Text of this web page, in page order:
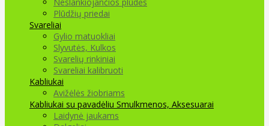
Plūdžių priedai
Svareliai
Gylio matuokliai
Slyvutės, Kulkos
Svarelių rinkiniai
Svareliai kalibruoti
Kabliukai
Avižėlės žiobriams
Kabliukai su pavadėliu Smulkmenos, Aksesuarai
Laidynė jaukams